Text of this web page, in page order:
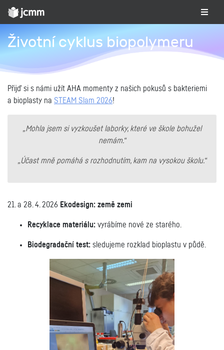
Životní cyklus biopolymeru
Přijď si s námi užít AHA momenty z našich pokusů s bakteriemi
a bioplasty na STEAM Slam 2026!
„Mohla jsem si vyzkoušet laborky, které ve škole bohužel
nemám.“
„Účast mně pomáhá s rozhodnutím, kam na vysokou školu.“
21. a 28. 4. 2026 Ekodesign: země zemi
Recyklace materiálu: vyrábíme nové ze starého.
Biodegradační test: sledujeme rozklad bioplastu v půdě.